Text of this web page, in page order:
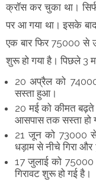
क्रॉस कर चुका था।
पर आ गया था। इसके
एक बार फिर 75000 से
शुरू हो गया है। पिछले 3
20 अप्रैल को
सस्ता हुआ।
20 मई को कीमत
आसपास तक सस्ता हो
21 जून को 73000 से
धड़ाम से नीचे गिरा
17 जुलाई को 75000
गिरावट शुरू हो गई है।